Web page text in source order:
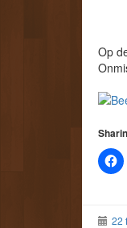
Op
22